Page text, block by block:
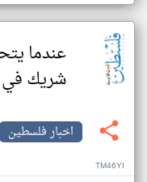
عندما
شريك
اخبار فلسطين
TM46YI